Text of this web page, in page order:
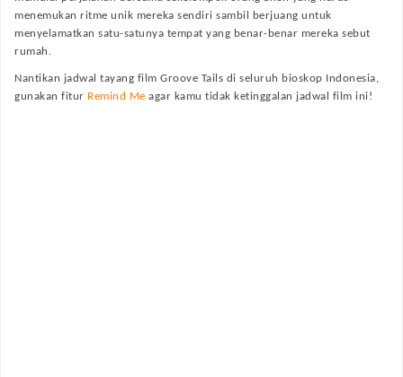
menemukan ritme unik mereka sendiri sambil berjuang untuk
menyelamatkan satu-satunya tempat yang benar-benar mereka sebut
rumah.
Nantikan jadwal tayang film Groove Tails di seluruh bioskop Indonesia,
gunakan fitur Remind Me agar kamu tidak ketinggalan jadwal film ini!